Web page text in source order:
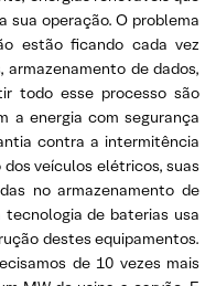
sua operação. O problema
estão ficando cada vez
de dados,
todo esse processo são
a energia com segurança
contra a intermitência
veículos elétricos, suas
no armazenamento de
de baterias usa
destes equipamentos.
de 10 vezes mais